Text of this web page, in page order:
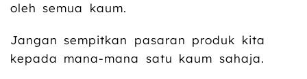
oleh semua kaum.
Jangan sempitkan pasaran produk kita
kepada mana-mana satu kaum sahaja.